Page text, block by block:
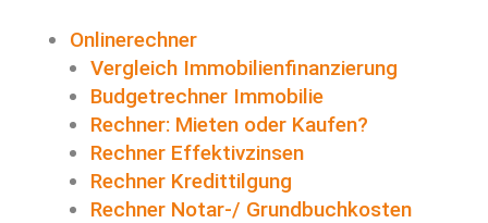
Onlinerechner
Vergleich Immobilienfinanzierung
Budgetrechner Immobilie
Rechner: Mieten oder Kaufen?
Rechner Effektivzinsen
Rechner Kredittilgung
Rechner Notar-/ Grundbuchkosten